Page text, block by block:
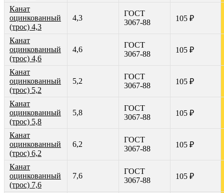
Канат
оцинкованный
(трос) 4,3
4,3
ГОСТ
3067-88
105 ₽
Канат
оцинкованный
(трос) 4,6
4,6
ГОСТ
3067-88
105 ₽
Канат
оцинкованный
(трос) 5,2
5,2
ГОСТ
3067-88
105 ₽
Канат
оцинкованный
(трос) 5,8
5,8
ГОСТ
3067-88
105 ₽
Канат
оцинкованный
(трос) 6,2
6,2
ГОСТ
3067-88
105 ₽
Канат
оцинкованный
(трос) 7,6
7,6
ГОСТ
3067-88
105 ₽